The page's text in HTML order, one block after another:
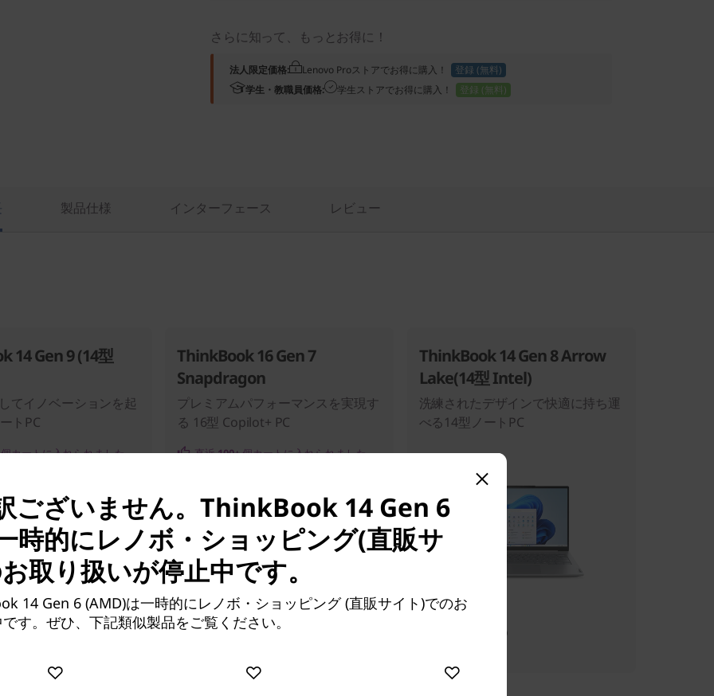
さらに知って、もっとお得に！
法人限定価格: Lenovo Proストアでお得に購入！
登録 (無料)
学生・教職員価格:
学生ストアでお得に購入！ 登録 (無料)
製品仕様 インターフェース レビュー
14 Gen 9 (14型
てイノベーションを起
トPC
カートに入れられました
ThinkBook 16 Gen 7
Snapdragon
プレミアムパフォーマンスを実現す
る 16型 Copilot+ PC
直近100+個カートに入れられました
販売価格:
¥130,790
ThinkBook 14 Gen 8 Arrow
Lake(14型 Intel)
洗練されたデザインで快適に持ち運
べる14型ノートPC
販売価格:
¥157,146
ございません。ThinkBook 14 Gen 6
時的にレノボ・ショッピング(直販サ
取り扱いが停止中です。
14 Gen 6 (AMD)は一時的にレノボ・ショッピング (直販サイト)でのお
す。ぜひ、下記類似製品をご覧ください。